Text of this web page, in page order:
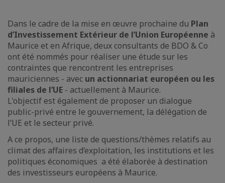
Dans le cadre de la mise en œuvre prochaine du Plan
d’Investissement Extérieur de l’Union Européenne à
Maurice et en Afrique, deux consultants de BDO & Co
ont été nommés pour réaliser une étude sur les
contraintes que rencontrent les entreprises
mauriciennes - avec un actionnariat européen ou les
filiales de l’UE - actuellement à Maurice.
L'objectif est également de proposer un dialogue
public-privé entre le gouvernement, la délégation de
l’UE et le secteur privé.
A ce propos, une liste de questions/thèmes relatifs au
climat des affaires d’exploitation, les institutions et les
politiques économiques a été élaborée à destination
des investisseurs européens à Maurice.